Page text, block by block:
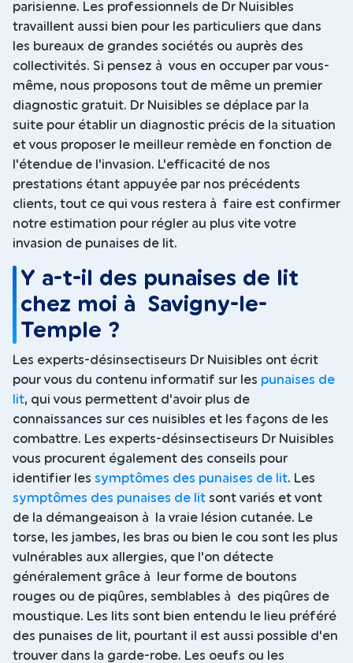
parisienne. Les professionnels de Dr Nuisibles
travaillent aussi bien pour les particuliers que dans
les bureaux de grandes sociétés ou auprès des
collectivités. Si pensez à vous en occuper par vous-
même, nous proposons tout de même un premier
diagnostic gratuit. Dr Nuisibles se déplace par la
suite pour établir un diagnostic précis de la situation
et vous proposer le meilleur remède en fonction de
l'étendue de l'invasion. L'efficacité de nos
prestations étant appuyée par nos précédents
clients, tout ce qui vous restera à faire est confirmer
notre estimation pour régler au plus vite votre
invasion de punaises de lit.
Y a-t-il des punaises de lit
chez moi à Savigny-le-
Temple ?
Les experts-désinsectiseurs Dr Nuisibles ont écrit
pour vous du contenu informatif sur les punaises de
lit, qui vous permettent d'avoir plus de
connaissances sur ces nuisibles et les façons de les
combattre. Les experts-désinsectiseurs Dr Nuisibles
vous procurent également des conseils pour
identifier les symptômes des punaises de lit. Les
symptômes des punaises de lit sont variés et vont
de la démangeaison à la vraie lésion cutanée. Le
torse, les jambes, les bras ou bien le cou sont les plus
vulnérables aux allergies, que l'on détecte
généralement grâce à leur forme de boutons
rouges ou de piqûres, semblables à des piqûres de
moustique. Les lits sont bien entendu le lieu préféré
des punaises de lit, pourtant il est aussi possible d'en
trouver dans la garde-robe. Les oeufs ou les